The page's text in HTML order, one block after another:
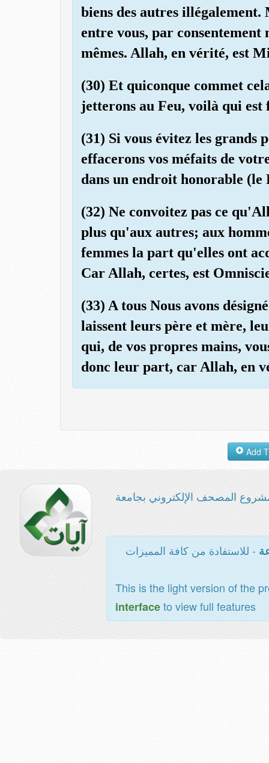
biens des autres
entre vous, par consentement
mêmes. Allah, en vérité, est
(30) Et quiconque commet
jetterons au Feu, voilà qui
(31) Si vous évitez les grands
effacerons vos méfaits de
dans un endroit honorable (le
(32) Ne convoitez pas ce
plus qu'aux autres; aux
femmes la part qu'elles ont
Car Allah, certes, est
(33) A tous Nous avons
laissent leurs père et mère,
qui, de vos propres mains,
donc leur part, car Allah, en
المصحف الإلكتروني بجامعة
- للاستفادة من كافة المميزات
This is the light version of the
interfaceto view full features